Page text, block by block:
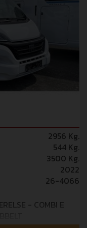
og ECO-
) -
polstring (5.373,-)
med i
og kan være vist
2956 Kg.
544 Kg.
3500 Kg.
2022
26-4066
- COMBI E